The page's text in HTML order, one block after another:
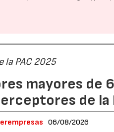
la PAC 2025
mayores de
de la
06/08/2026